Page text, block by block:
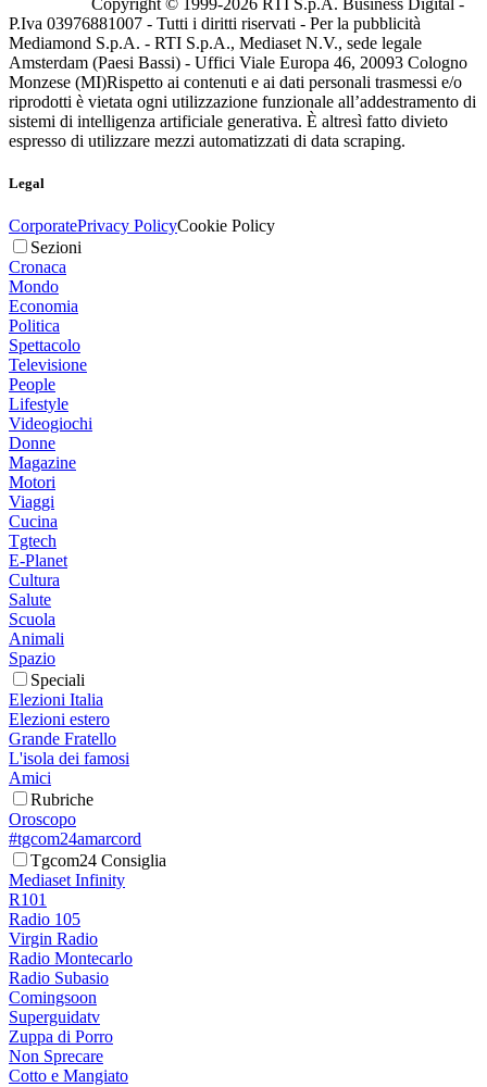
P.Iva 03976881007 - Tutti i diritti riservati - Per la pubblicità
Mediamond S.p.A. - RTI S.p.A., Mediaset N.V., sede legale
Amsterdam (Paesi Bassi) - Uffici Viale Europa 46, 20093 Cologno
Monzese (MI)Rispetto ai contenuti e ai dati personali trasmessi e/o
riprodotti è vietata ogni utilizzazione funzionale all’addestramento di
sistemi di intelligenza artificiale generativa. È altresì fatto divieto
espresso di utilizzare mezzi automatizzati di data scraping.
Legal
CorporatePrivacy PolicyCookie Policy
Sezioni
Cronaca
Mondo
Economia
Politica
Spettacolo
Televisione
People
Lifestyle
Videogiochi
Donne
Magazine
Motori
Viaggi
Cucina
Tgtech
E-Planet
Cultura
Salute
Scuola
Animali
Spazio
Speciali
Elezioni Italia
Elezioni estero
Grande Fratello
L'isola dei famosi
Amici
Rubriche
Oroscopo
#tgcom24amarcord
Tgcom24 Consiglia
Mediaset Infinity
R101
Radio 105
Virgin Radio
Radio Montecarlo
Radio Subasio
Comingsoon
Superguidatv
Zuppa di Porro
Non Sprecare
Cotto e Mangiato